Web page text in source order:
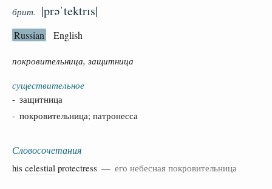
брит. |prəˈtektrɪs|
Russian English
покровительница, защитница
существительное
- защитница
- покровительница; патронесса
Словосочетания
his celestial protectress — его небесная покровительница